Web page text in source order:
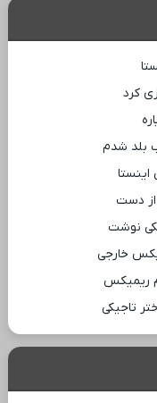
کرد
بلد شدم
از دست
نوشت
خارجی
ریمیکس
تاجیکی